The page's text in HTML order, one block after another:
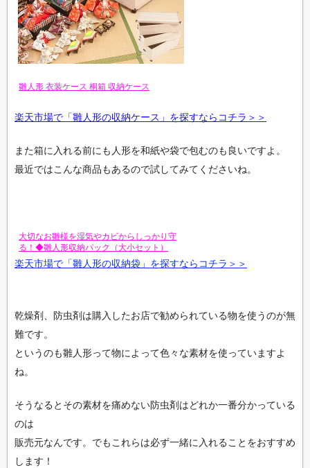
雛人形 衣装ケース 桐箱 収納ケース
楽天市場で「雛人形の収納ケース」を探すならコチラ＞＞
また箱に入れる前にも人形を和紙や袋で包むのも良いですよ。
最近ではこんな商品もあるので試してみてくださいね。
大切なお雛様を湿気やカビからしっかり守
る！◆雛人形収納パック（大小セット）
楽天市場で「雛人形の収納袋」を探すならコチラ＞＞
乾燥剤、防虫剤は購入したお店で勧められている物を使うのが無
難です。
というのも雛人形って物によって色々な素材を使っていますよ
ね。
そうなるとその素材を痛めない防虫剤はどれか一番分かっている
のは
販売元なんです。でもこれらは必ず一緒に入れることをおすすめ
します！